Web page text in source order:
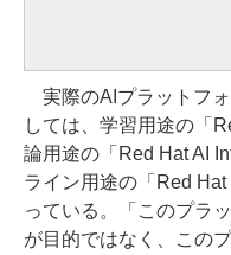
実際のAIプラットフ
しては、学習用途の「
論用途の「Red Hat AI
ライン用途の「Red
っている。「このプラ
が目的ではなく、この